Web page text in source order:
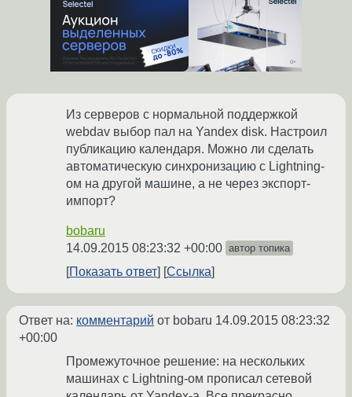
Из серверов с нормальной поддержкой
webdav выбор пал на Yandex disk. Настроил
публикацию календаря. Можно ли сделать
автоматическую синхронизацию с Lightning-
ом на другой машине, а не через экспорт-
импорт?
bobaru
14.09.2015 08:23:32 +00:00 автор топика
Показать ответ Ссылка
Ответ на: комментарий от bobaru 14.09.2015 08:23:32
+00:00
Промежуточное решение: на нескольких
машинах с Lightning-ом прописал сетевой